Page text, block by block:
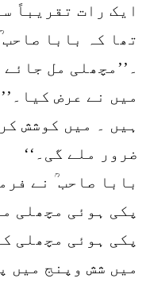
ایک رات تقریباً
تھا کہ بابا
۔’’مچھلی مل جائے
میں نے عرض
ہیں ۔ میں کوشش
ضرور ملے گی۔‘‘
بابا صاحب ؒ نے
پکی ہوئی مچھلی
پکی ہوئی مچھلی
میں شش وپنج میں